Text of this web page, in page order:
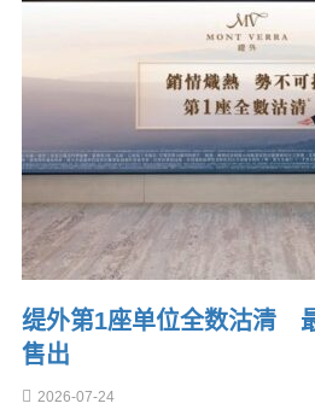
缇外第1座单位全数沽清
售出
2026-07-24